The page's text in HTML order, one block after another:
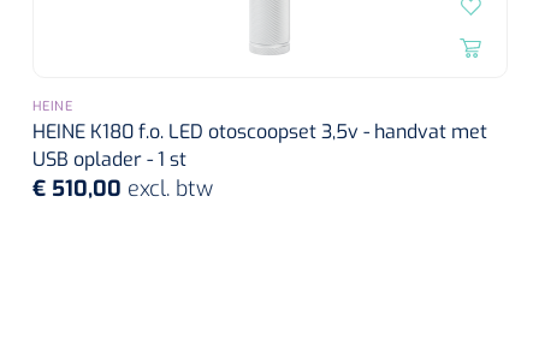
HEINE
HEINE K180 f.o. LED otoscoopset 3,5v - handvat met
USB oplader - 1 st
€ 510,00 excl. btw